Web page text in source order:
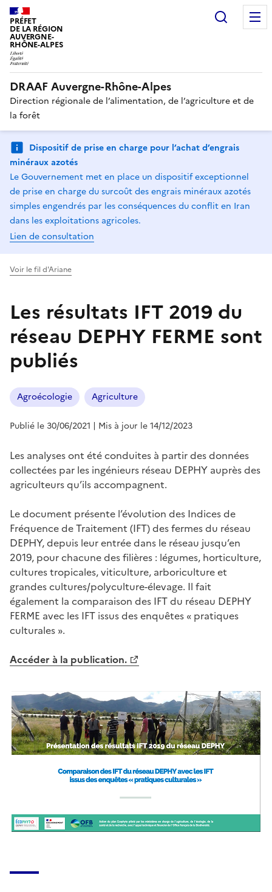
PRÉFET
DE LA RÉGION
AUVERGNE-
RHÔNE-ALPES
DRAAF Auvergne-Rhône-Alpes
Direction régionale de l’alimentation, de l’agriculture et de
la forêt
Dispositif de prise en charge pour l’achat d’engrais
minéraux azotés
Le Gouvernement met en place un dispositif exceptionnel
de prise en charge du surcoût des engrais minéraux azotés
simples engendrés par les conséquences du conflit en Iran
dans les exploitations agricoles.
Lien de consultation
Voir le fil d'Ariane
Les résultats IFT 2019 du
réseau DEPHY FERME sont
publiés
Agroécologie Agriculture
Publié le 30/06/2021 | Mis à jour le 14/12/2023
Les analyses ont été conduites à partir des données
collectées par les ingénieurs réseau DEPHY auprès des
agriculteurs qu’ils accompagnent.
Le document présente l’évolution des Indices de
Fréquence de Traitement (IFT) des fermes du réseau
DEPHY, depuis leur entrée dans le réseau jusqu’en
2019, pour chacune des filières : légumes, horticulture,
cultures tropicales, viticulture, arboriculture et
grandes cultures/polyculture-élevage. Il fait
également la comparaison des IFT du réseau DEPHY
FERME avec les IFT issus des enquêtes « pratiques
culturales ».
Accéder à la publication.